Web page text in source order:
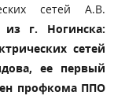
сетей А.В.
г. Ногинска:
сетей
ее первый
профкома ППО